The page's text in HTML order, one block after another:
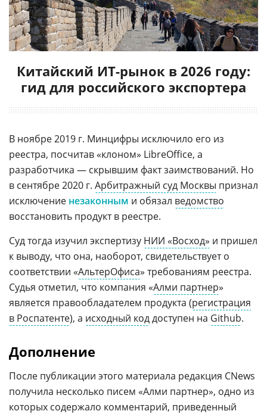
Китайский ИТ-рынок в 2026 году:
гид для российского экспортера
В ноябре 2019 г. Минцифры исключило его из
реестра, посчитав «клоном» LibreOffice, а
разработчика — скрывшим факт заимствований. Но
в сентябре 2020 г. Арбитражный суд Москвы признал
исключение незаконным и обязал ведомство
восстановить продукт в реестре.
Суд тогда изучил экспертизу НИИ «Восход» и пришел
к выводу, что она, наоборот, свидетельствует о
соответствии «АльтерОфиса» требованиям реестра.
Судья отметил, что компания «Алми партнер»
является правообладателем продукта (регистрация
в Роспатенте), а исходный коддоступен на Github.
Дополнение
После публикации этого материала редакция CNews
получила несколько писем «Алми партнер», одно из
которых содержало комментарий, приведенный